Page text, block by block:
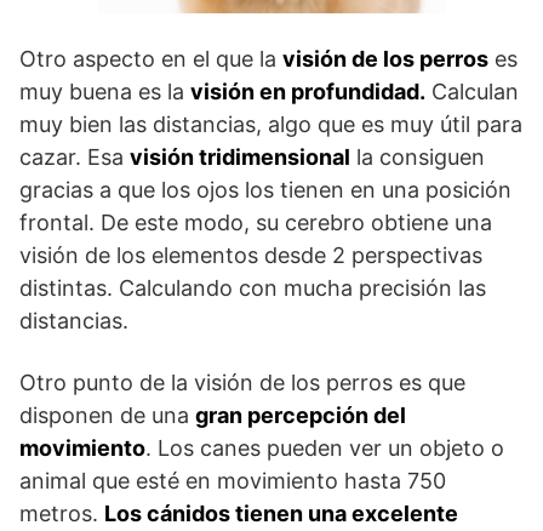
Otro aspecto en el que la visión de los perros es
muy buena es la visión en profundidad. Calculan
muy bien las distancias, algo que es muy útil para
cazar. Esa visión tridimensional la consiguen
gracias a que los ojos los tienen en una posición
frontal. De este modo, su cerebro obtiene una
visión de los elementos desde 2 perspectivas
distintas. Calculando con mucha precisión las
distancias.
Otro punto de la visión de los perros es que
disponen de una gran percepción del
movimiento. Los canes pueden ver un objeto o
animal que esté en movimiento hasta 750
metros. Los cánidos tienen una excelente